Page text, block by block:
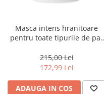
Masca intens hranitoare
pentru toate tipurile de par
Strength Intensive Treatment,
500 ml
215,00 Lei
172,99 Lei
ADAUGA IN COS